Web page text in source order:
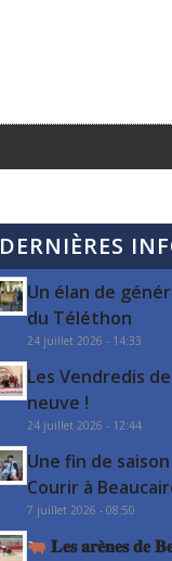
DERNIÈRES
Un élan de
du Téléthon
24 juillet 2026 - 14:33
Les Vendredis
neuve !
24 juillet 2026 - 12:44
Une fin de
Courir à
7 juillet 2026 - 08:50
𝐋𝐞𝐬 𝐚𝐫𝐞̀𝐧𝐞𝐬 𝐝𝐞